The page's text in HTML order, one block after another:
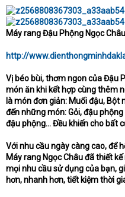
Máy rang Đậu Phộng Ngọc Châu
http://
Vị béo bùi, thơm ngon của Đậu
món ăn khi kết hợp cùng thêm
là món đơn giản: Muối đậu, Bột
đến những món: Gỏi, đậu
đậu phộng... Đều khiến cho bất
Với nhu cầu ngày càng cao, để
Máy rang Ngọc Châu đã thiết
mọi nhu cầu sử dụng của bạn,
hơn, nhanh hơn, tiết kiệm thời